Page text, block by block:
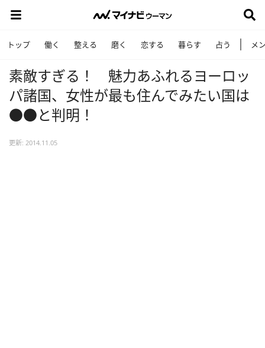
トップ 働く 整える 磨く 恋する 暮らす 占う メ
素敵すぎる！ 魅力あふれるヨーロッ
パ諸国、女性が最も住んでみたい国は
●●と判明！
更新: 2014.11.05